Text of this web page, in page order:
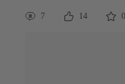
7 14 0